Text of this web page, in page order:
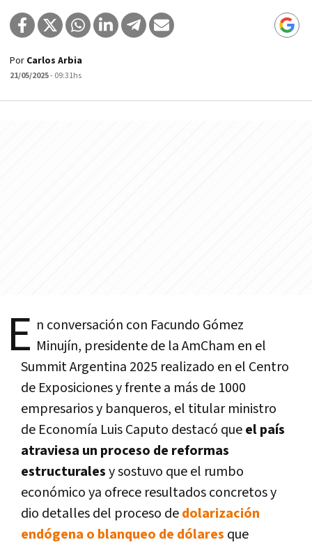
Por Carlos Arbia
21/05/2025- 09:31hs
E n conversación con Facundo Gómez
Minujín, presidente de la AmCham en el
Summit Argentina 2025 realizado en el Centro
de Exposiciones y frente a más de 1000
empresarios y banqueros, el titular ministro
de Economía Luis Caputo destacó queel país
atraviesa un proceso de reformas
estructuralesy sostuvo que el rumbo
económico ya ofrece resultados concretos y
dio detalles del proceso dedolarización
endógena o blanqueo de dólares que